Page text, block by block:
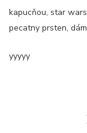
kapucňou, star
pecatny prsten,
yyyyy